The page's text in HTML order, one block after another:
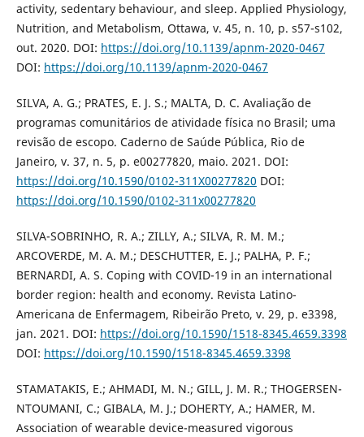
activity, sedentary behaviour, and sleep. Applied Physiology,
Nutrition, and Metabolism, Ottawa, v. 45, n. 10, p. s57-s102,
out. 2020. DOI: https://doi.org/10.1139/apnm-2020-0467
DOI: https://doi.org/10.1139/apnm-2020-0467
SILVA, A. G.; PRATES, E. J. S.; MALTA, D. C. Avaliação de
programas comunitários de atividade física no Brasil; uma
revisão de escopo. Caderno de Saúde Pública, Rio de
Janeiro, v. 37, n. 5, p. e00277820, maio. 2021. DOI:
https://doi.org/10.1590/0102-311X00277820 DOI:
https://doi.org/10.1590/0102-311x00277820
SILVA-SOBRINHO, R. A.; ZILLY, A.; SILVA, R. M. M.;
ARCOVERDE, M. A. M.; DESCHUTTER, E. J.; PALHA, P. F.;
BERNARDI, A. S. Coping with COVID-19 in an international
border region: health and economy. Revista Latino-
Americana de Enfermagem, Ribeirão Preto, v. 29, p. e3398,
jan. 2021. DOI: https://doi.org/10.1590/1518-8345.4659.3398
DOI: https://doi.org/10.1590/1518-8345.4659.3398
STAMATAKIS, E.; AHMADI, M. N.; GILL, J. M. R.; THOGERSEN-
NTOUMANI, C.; GIBALA, M. J.; DOHERTY, A.; HAMER, M.
Association of wearable device-measured vigorous